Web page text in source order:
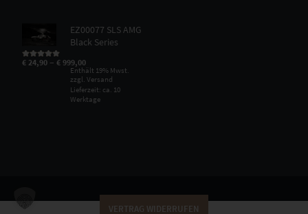
EZ00077 SLS AMG
Black Series
Bewertet mit
von 5
€ 24,90 –€ 999,00
Enthält 19% Mwst.
zzgl.Versand
Lieferzeit: ca. 10
Werktage
VERTRAG WIDERRUFEN